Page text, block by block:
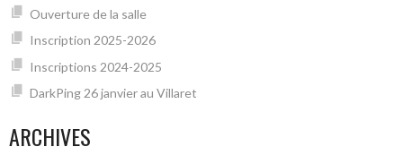
Ouverture de la salle
Inscription 2025-2026
Inscriptions 2024-2025
DarkPing 26 janvier au Villaret
ARCHIVES